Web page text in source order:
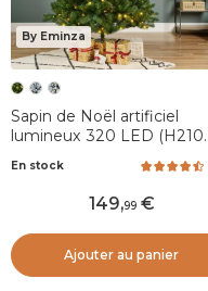
By Eminza
Sapin de Noël artificiel
lumineux 320 LED (H210
En stock
149,99
Ajouter au panier